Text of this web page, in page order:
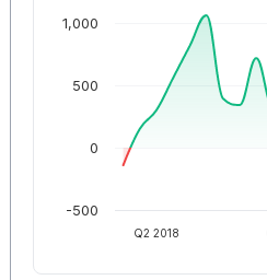
Q2 2018
-500
0
500
1,000